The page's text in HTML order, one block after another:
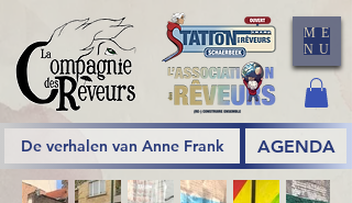
De verhalen van Anne Frank AGENDA
ME
NU